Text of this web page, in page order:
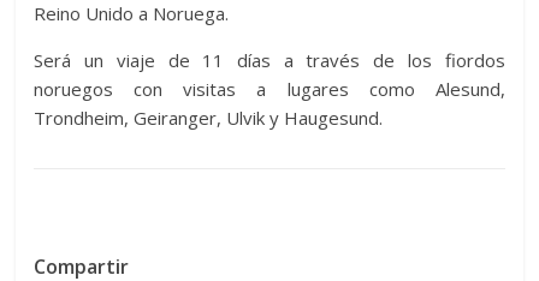
Reino Unido a Noruega.
Será un viaje de 11 días a través de los fiordos
noruegos con visitas a lugares como Alesund,
Trondheim, Geiranger, Ulvik y Haugesund.
Compartir